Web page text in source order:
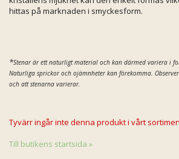
hittas på marknaden i smyckesform.
*Stenar är ett naturligt material och kan därmed variera i
Naturliga sprickor och ojämnheter kan förekomma.
och att stenarna varierar.
Tyvärr ingår inte denna produkt i vårt
Till butikens startsida »